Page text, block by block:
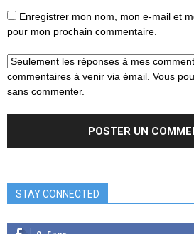
Enregistrer mon nom, mon e-mail et
pour mon prochain commentaire.
commentaires à venir via émail. Vous
sans commenter.
STAY CONNECTED